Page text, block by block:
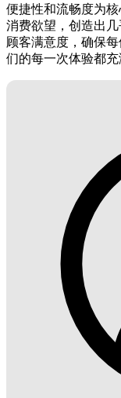
便捷性和流畅度为
消费欲望，创造出
顾客满意度，确保
们的每一次体验都充